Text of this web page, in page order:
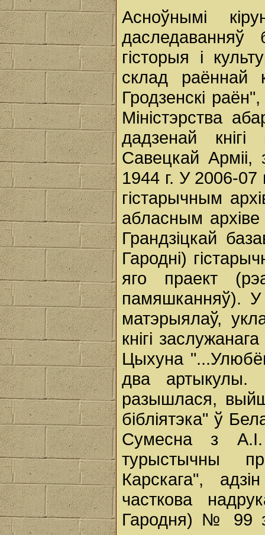
Асноўнымі
гісторыя і
склад раённай
Гродзенскі
Міністэрства
дадзенай
Савецкай Арміі,
1944 г. У 2006-
гістарычным
абласным
Грандзіцкай
Гародні)
яго праект
памяшканняў).
матэрыялаў,
кнігі
Цыхуна
два артыкулы.
разышлася,
бібліятэка" ў
Сумесна з
турыстычны
Карскага",
часткова
Гародня) № 99